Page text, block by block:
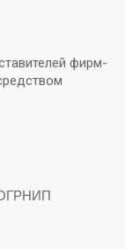
фирм-
ОГРНИП